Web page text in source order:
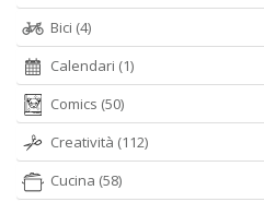
Bici (4)
Calendari (1)
Comics (50)
Creatività (112)
Cucina (58)